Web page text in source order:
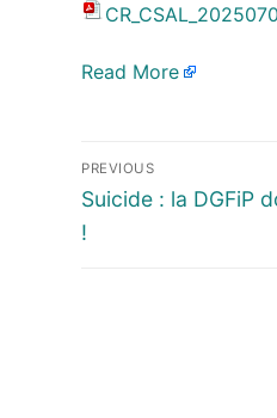
Read More
Navigation
de
l’article
PREVIOUS
Previous
post:
Suicide : la DGFiP
!